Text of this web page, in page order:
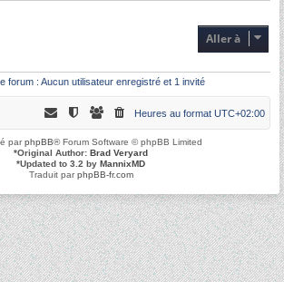
Aller à
forum : Aucun utilisateur enregistré et 1 invité
Heures au format UTC+02:00
parphpBB® Forum Software © phpBB Limited
*Original Author: Brad Veryard
*Updated to 3.2 by MannixMD
Traduit parphpBB-fr.com